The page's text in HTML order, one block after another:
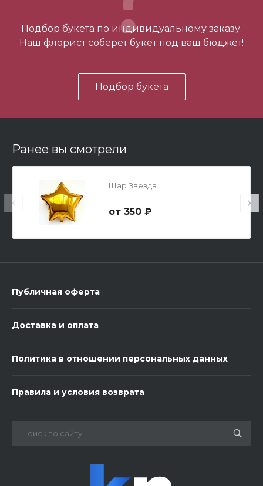
В корзину
Мишка Мини №1
В корзину
В корзину
Подбор букета по индивидуальному заказу.
Наш флорист соберет букет под ваш бюджет!
Подбор букета
Ранее вы смотрели
Шар Звезда
350 ₽
Публичная оферта
Доставка и оплата
Политика в отношении персональных данных
Правила и условия возврата